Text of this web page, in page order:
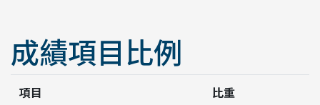
成績項目比例
項目 比重